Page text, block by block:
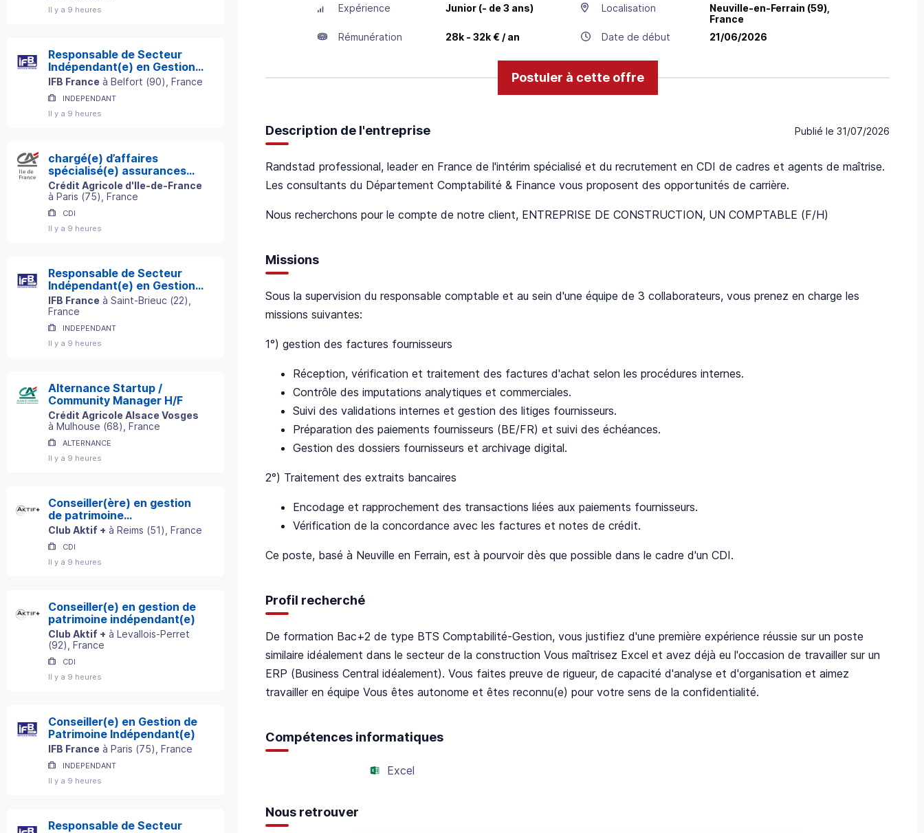
Il y a 9 heures
Responsable de Secteur
Indépendant(e) en Gestion
de Patrimoine
IFB France à Belfort (90) , France
INDEPENDANT
Il y a 9 heures
chargé(e) d’affaires
spécialisé(e) assurances
professionnelles h/f
Crédit Agricole d'Ile-de-France
à Paris (75) , France
CDI
Il y a 9 heures
Responsable de Secteur
Indépendant(e) en Gestion
de Patrimoine
IFB France à Saint-Brieuc (22)
France
INDEPENDANT
Il y a 9 heures
Alternance Startup /
Community Manager H/F
Crédit Agricole Alsace Vosges
à Mulhouse (68) , France
ALTERNANCE
Il y a 9 heures
Conseiller(ère) en gestion
de patrimoine
indépendant(e)
Club Aktif + à Reims (51) , France
CDI
Il y a 9 heures
Conseiller(e) en gestion de
patrimoine indépendant(e)
Club Aktif + à Levallois-Perret
(92) , France
CDI
Il y a 9 heures
Conseiller(e) en Gestion de
Patrimoine Indépendant(e)
IFB France à Paris (75) , France
INDEPENDANT
Il y a 9 heures
Responsable de Secteur
Expérience
Junior (- de 3 ans) Localisation Neuville-en-Ferrain (59),
France
Rémunération
28k - 32k € / an Date de début 21/06/2026
Postuler à cette offre
Publié le 31/07/2026
Description de l'entreprise
Randstad professional, leader en France de l'intérim spécialisé et du recrutement en CDI de cadres et agents de maîtrise.
Les consultants du Département Comptabilité & Finance vous proposent des opportunités de carrière.
Nous recherchons pour le compte de notre client, ENTREPRISE DE CONSTRUCTION, UN COMPTABLE (F/H)
Missions
Sous la supervision du responsable comptable et au sein d'une équipe de 3 collaborateurs, vous prenez en charge les
missions suivantes:
1°) gestion des factures fournisseurs
Réception, vérification et traitement des factures d'achat selon les procédures internes.
Contrôle des imputations analytiques et commerciales.
Suivi des validations internes et gestion des litiges fournisseurs.
Préparation des paiements fournisseurs (BE/FR) et suivi des échéances.
Gestion des dossiers fournisseurs et archivage digital.
2°) Traitement des extraits bancaires
Encodage et rapprochement des transactions liées aux paiements fournisseurs.
Vérification de la concordance avec les factures et notes de crédit.
Ce poste, basé à Neuville en Ferrain, est à pourvoir dès que possible dans le cadre d'un CDI.
Profil recherché
De formation Bac+2 de type BTS Comptabilité-Gestion, vous justifiez d'une première expérience réussie sur un poste
similaire idéalement dans le secteur de la construction Vous maîtrisez Excel et avez déjà eu l'occasion de travailler sur un
ERP (Business Central idéalement). Vous faites preuve de rigueur, de capacité d'analyse et d'organisation et aimez
travailler en équipe Vous êtes autonome et êtes reconnu(e) pour votre sens de la confidentialité.
Compétences informatiques
Excel
Nous retrouver